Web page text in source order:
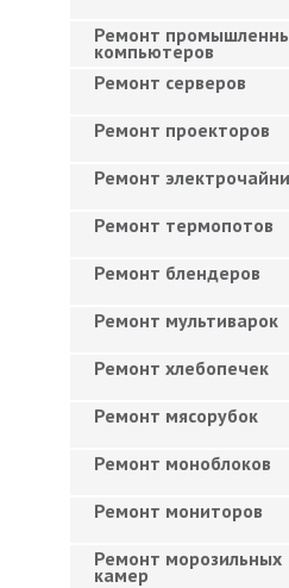
Ремонт
компьютеров
Ремонт серверов
Ремонт проекторов
Ремонт
Ремонт термопотов
Ремонт блендеров
Ремонт мультиварок
Ремонт хлебопечек
Ремонт мясорубок
Ремонт моноблоков
Ремонт мониторов
Ремонт морозильных
камер